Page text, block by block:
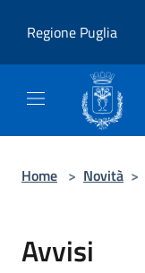
Regione Puglia
Home > Novità >
Avvisi